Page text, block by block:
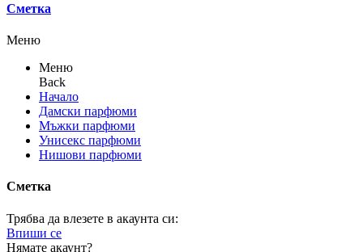
Сметка
Меню
Меню
Back
Начало
Дамски парфюми
Мъжки парфюми
Унисекс парфюми
Нишови парфюми
Сметка
Трябва да влезете в акаунта си:
Впиши се
Нямате акаунт?